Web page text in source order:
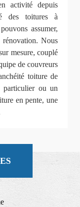
activité depuis
des toitures à
assumer,
Nous
mesure, couplé
de couvreurs
toiture de
particulier ou un
en pente, une